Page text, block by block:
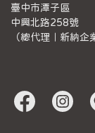
臺中市潭子區
中興北路258號
（總代理｜新納企